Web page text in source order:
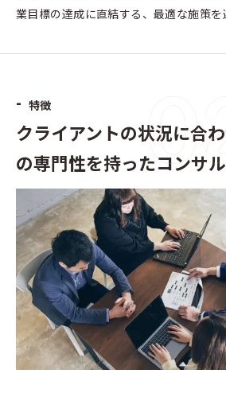
業目標の達成に直結する、最適な施策を
- 特徴
クライアントの状況に合
の専門性を持ったコンサ